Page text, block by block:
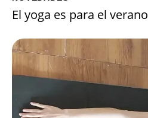
El yoga es para el verano